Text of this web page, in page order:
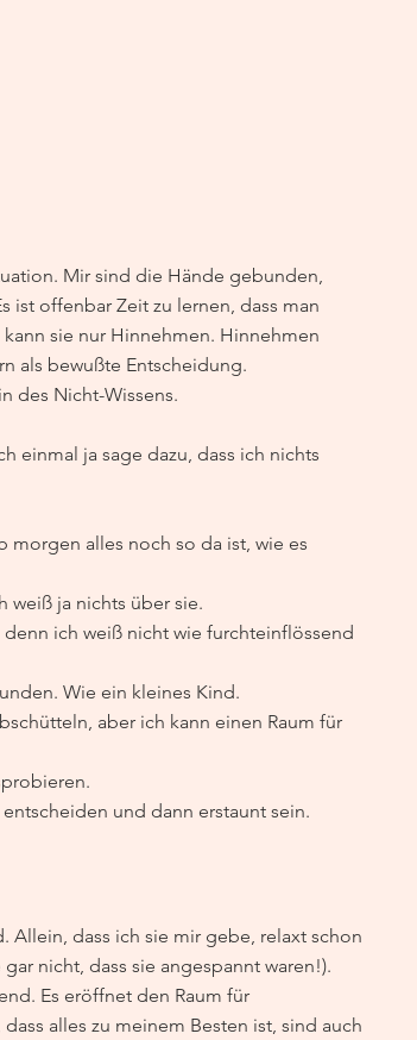
Mir sind die Hände gebunden,
ist offenbar Zeit zu lernen, dass man
sie nur Hinnehmen. Hinnehmen
als bewußte Entscheidung.
des Nicht-Wissens.
einmal ja sage dazu, dass ich nichts
morgen alles noch so da ist, wie es
weiß ja nichts über sie.
ich weiß nicht wie furchteinflössend
Wie ein kleines Kind.
aber ich kann einen Raum für
und dann erstaunt sein.
Allein, dass ich sie mir gebe, relaxt schon
nicht, dass sie angespannt waren!).
Es eröffnet den Raum für
alles zu meinem Besten ist, sind auch